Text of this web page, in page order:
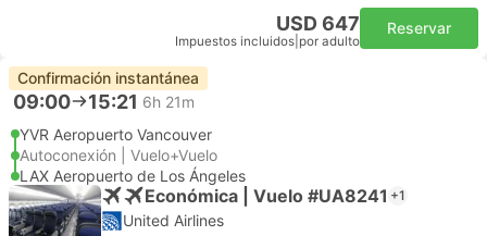
USD 647
Impuestos incluidos por adulto
Reservar
Confirmación instantánea
09:00 15:21 6h 21m
YVR Aeropuerto Vancouver
Autoconexión | Vuelo+Vuelo
LAX Aeropuerto de Los Ángeles
Económica | Vuelo #UA8241 +1
United Airlines